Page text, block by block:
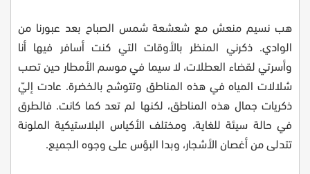
هب نسيم منعش مع شعشعة شمس الصباح بعد عبورنا من
الوادي. ذكرني المنظر بالأوقات التي كنت أسافر فيها أنا
وأسرتي لقضاء العطلات، لا سيما في موسم الأمطار حين تصب
شلالات المياه في هذه المناطق وتتوشح بالخضرة. عادت إليّ
ذكريات جمال هذه المناطق، لكنها لم تعد كما كانت. فالطرق
في حالة سيئة للغاية، ومختلف الأكياس البلاستيكية الملونة
تتدلى من أغصان الأشجار، وبدا البؤس على وجوه الجميع.